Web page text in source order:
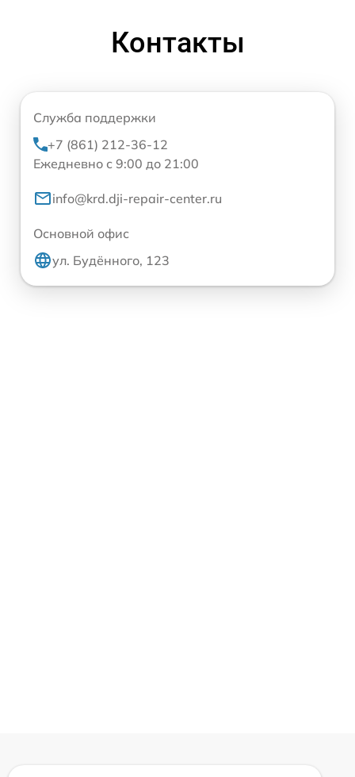
Контакты
Служба поддержки
+7 (861) 212-36-12
Ежедневно с 9:00 до 21:00
info@krd.dji-repair-center.ru
Основной офис
ул. Будённого, 123